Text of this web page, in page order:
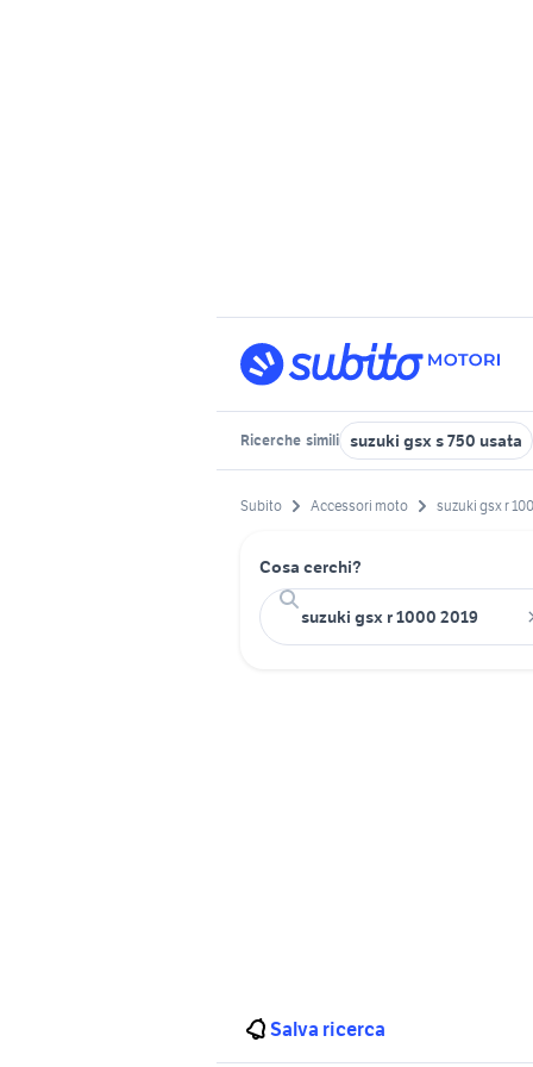
Ricerche simili suzuki gsx s 750 usata
Subito Accessori moto suzuki gsx r
Cosa cerchi?
Salva ricerca